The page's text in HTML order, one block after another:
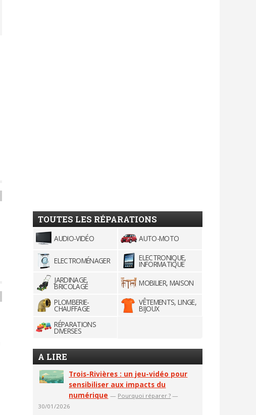
TOUTES LES RÉPARATIONS
AUDIO-VIDÉO AUTO-MOTO
ELECTROMÉNAGER ELECTRONIQUE,
INFORMATIQUE
JARDINAGE,
BRICOLAGE
MOBILIER, MAISON
PLOMBERIE-
CHAUFFAGE
VÊTEMENTS, LINGE,
BIJOUX
RÉPARATIONS
DIVERSES
A LIRE
Trois-Rivières : un jeu-vidéo pour
sensibiliser aux impacts du
numérique — Pourquoi réparer ? —
30/01/2026